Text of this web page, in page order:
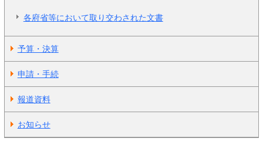
各府省等において取り交わされた文書
予算・決算
申請・手続
報道資料
お知らせ